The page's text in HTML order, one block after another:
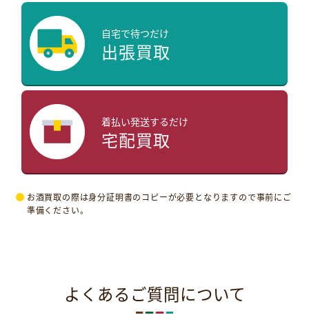
自宅で待つだけ
出張買取
着払い発送するだけ
宅配買取
お酒買取の際は身分証明書のコピーが必要となりますので事前にご
準備ください。
よくあるご質問について